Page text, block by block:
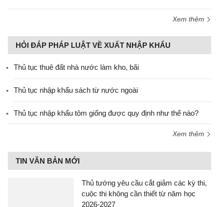
Xem thêm
HỎI ĐÁP PHÁP LUẬT VỀ XUẤT NHẬP KHẨU
Thủ tục thuê đất nhà nước làm kho, bãi
Thủ tục nhập khẩu sách từ nước ngoài
Thủ tục nhập khẩu tôm giống được quy định như thế nào?
Xem thêm
TIN VĂN BẢN MỚI
Thủ tướng yêu cầu cắt giảm các kỳ thi,
cuộc thi không cần thiết từ năm học
2026-2027